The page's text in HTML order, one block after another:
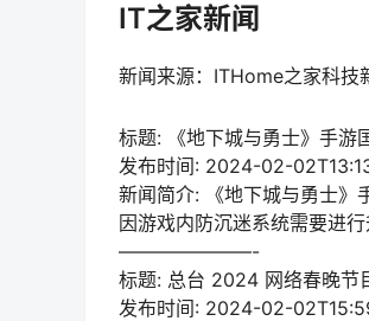
IT之家新闻
新闻来源：ITHome之家科技
标题: 《地下城与勇士》手游
发布时间: 2024-02-
新闻简介: 《地下城与勇士》
因游戏内防沉迷系统需要进
———————-
标题: 总台 2024 网络春晚节
发布时间: 2024-02-